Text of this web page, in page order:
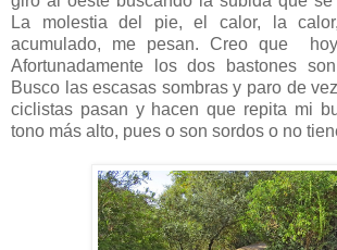
La molestia del pie, el calor, la
acumulado, me pesan. Creo que
Afortunadamente los dos bastones
Busco las escasas sombras y paro de
ciclistas pasan y hacen que repita mi
tono más alto, pues o son sordos o no